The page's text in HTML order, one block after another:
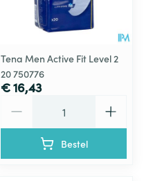
Tena Men Active Fit Level 2
20 750776
€ 16,43
Bestel